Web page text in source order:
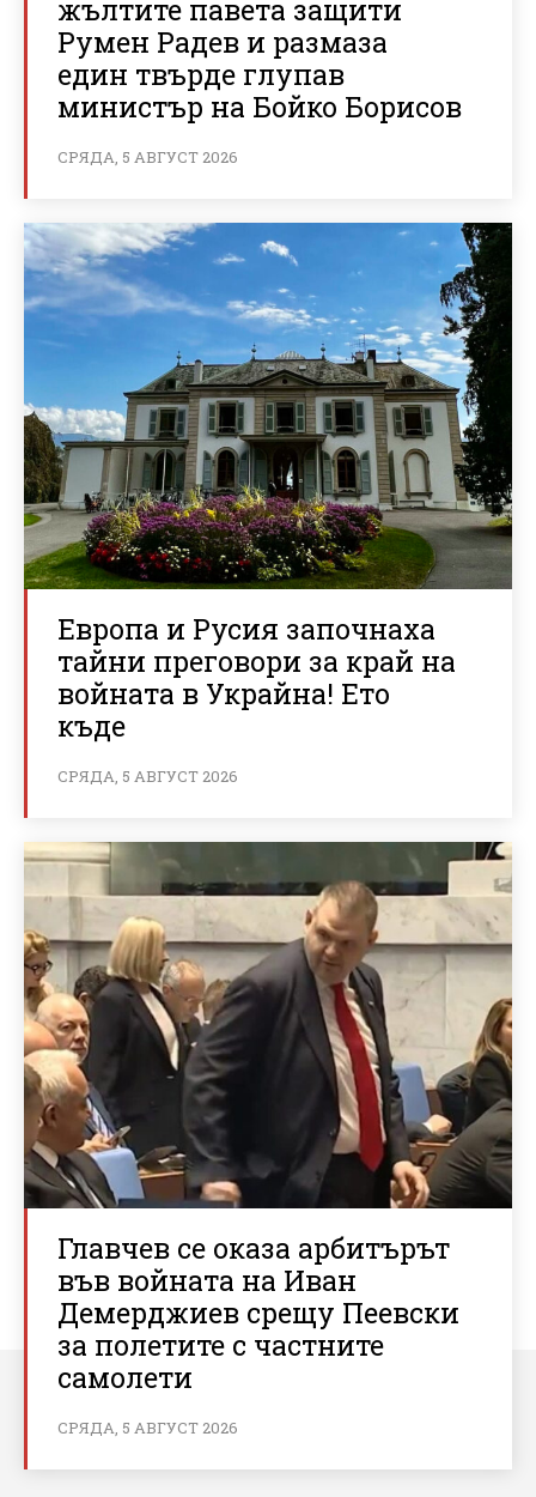
жълтите павета защити
Румен Радев и размаза
един твърде глупав
министър на Бойко Борисов
СРЯДА, 5 АВГУСТ 2026
Европа и Русия започнаха
тайни преговори за край на
войната в Украйна! Ето
къде
СРЯДА, 5 АВГУСТ 2026
Главчев се оказа арбитърът
във войната на Иван
Демерджиев срещу Пеевски
за полетите с частните
самолети
СРЯДА, 5 АВГУСТ 2026